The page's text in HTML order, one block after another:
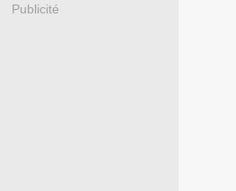
Publicité